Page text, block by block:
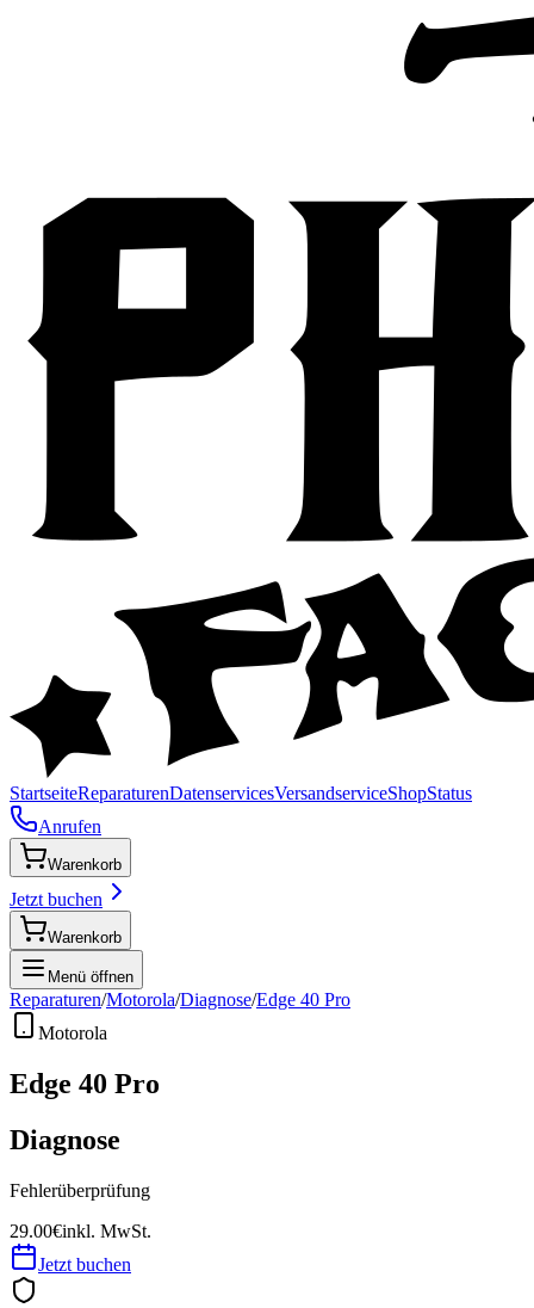
StartseiteReparaturenDatenservicesVersandserviceShopStatus
Anrufen
Warenkorb
Jetzt buchen
Warenkorb
Menü öffnen
Reparaturen/Motorola/Diagnose/Edge 40 Pro
Motorola
Edge 40 Pro
Diagnose
Fehlerüberprüfung
29.00€inkl. MwSt.
Jetzt buchen